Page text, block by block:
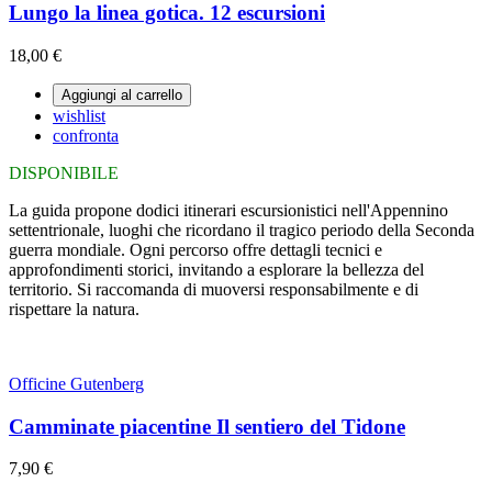
Lungo la linea gotica. 12 escursioni
18,00 €
Aggiungi al carrello
wishlist
confronta
DISPONIBILE
La guida propone dodici itinerari escursionistici nell'Appennino
settentrionale, luoghi che ricordano il tragico periodo della Seconda
guerra mondiale. Ogni percorso offre dettagli tecnici e
approfondimenti storici, invitando a esplorare la bellezza del
territorio. Si raccomanda di muoversi responsabilmente e di
rispettare la natura.
Officine Gutenberg
Camminate piacentine Il sentiero del Tidone
7,90 €